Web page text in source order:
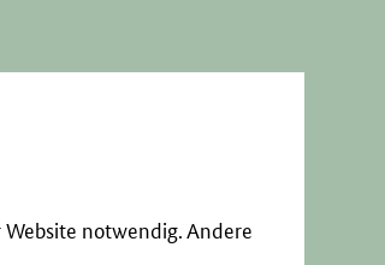
notwendig. Andere